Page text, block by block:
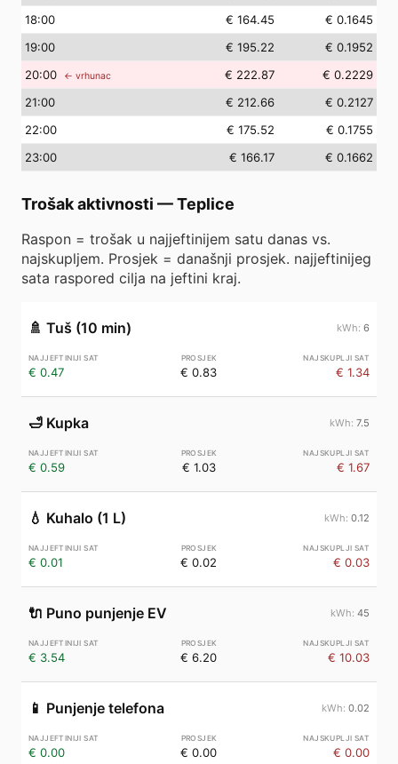
18:00 € 164.45
€ 0.1645
19:00 € 195.22
€ 0.1952
20:00 ← vrhunac € 222.87
€ 0.2229
21:00 € 212.66
€ 0.2127
22:00 € 175.52
€ 0.1755
23:00 € 166.17 € 0.1662
Trošak aktivnosti —Teplice
Raspon = trošak u najjeftinijem satu danas vs.
najskupljem. Prosjek = današnji prosjek. najjeftinijeg
sata raspored cilja na jeftini kraj.
🚿 Tuš (10 min) 6
€ 0.47 € 0.83 € 1.34
🛁 Kupka 7.5
€ 0.59 € 1.03 € 1.67
💧 Kuhalo (1 L) 0.12
€ 0.01 € 0.02 € 0.03
🔌 Puno punjenje EV 45
€ 3.54 € 6.20 € 10.03
📱 Punjenje telefona 0.02
€ 0.00 € 0.00 € 0.00